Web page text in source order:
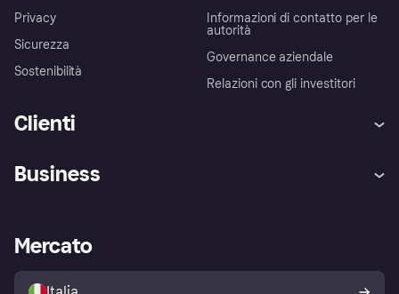
Privacy
Sicurezza
Sostenibilità
Informazioni di contatto per le
autorità
Governance aziendale
Relazioni con gli investitori
Clienti
Esplora i negozi
Politica di protezione
dell'acquirente Klarna
Business
Accesso aziende
Mercato